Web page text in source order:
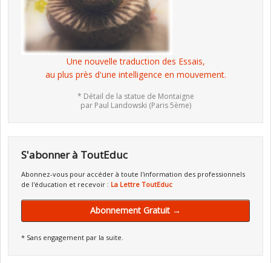
Une nouvelle traduction des Essais,
au plus près d'une intelligence en mouvement.
* Détail de la statue de Montaigne
par Paul Landowski (Paris 5ème)
S'abonner à ToutEduc
Abonnez-vous pour accéder à toute l'information des professionnels
de l'éducation et recevoir : La Lettre ToutEduc
Abonnement Gratuit →
* Sans engagement par la suite.